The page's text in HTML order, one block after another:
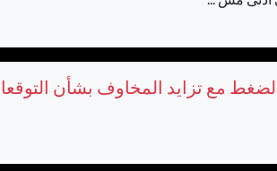
مع تزايد المخاوف بشأن